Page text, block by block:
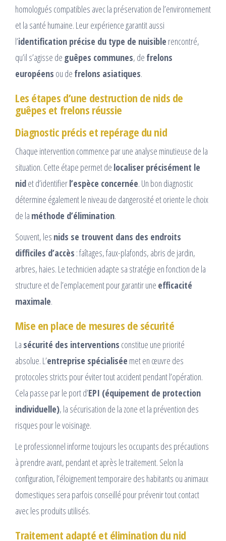
homologués compatibles avec la préservation de l’environnement
et la santé humaine. Leur expérience garantit aussi
l’identification précise du type de nuisible rencontré,
qu’il s’agisse de guêpes communes, de frelons
européens ou de frelons asiatiques.
Les étapes d’une destruction de nids de
guêpes et frelons réussie
Diagnostic précis et repérage du nid
Chaque intervention commence par une analyse minutieuse de la
situation. Cette étape permet de localiser précisément le
nidet d’identifierl’espèce concernée. Un bon diagnostic
détermine également le niveau de dangerosité et oriente le choix
de la méthode d’élimination.
Souvent, les nids se trouvent dans des endroits
difficiles d’accès : faîtages, faux-plafonds, abris de jardin,
arbres, haies. Le technicien adapte sa stratégie en fonction de la
structure et de l’emplacement pour garantir une efficacité
maximale.
Mise en place de mesures de sécurité
La sécurité des interventions constitue une priorité
absolue. L’entreprise spécialisée met en œuvre des
protocoles stricts pour éviter tout accident pendant l’opération.
Cela passe par le port d’EPI (équipement de protection
individuelle), la sécurisation de la zone et la prévention des
risques pour le voisinage.
Le professionnel informe toujours les occupants des précautions
à prendre avant, pendant et après le traitement. Selon la
configuration, l’éloignement temporaire des habitants ou animaux
domestiques sera parfois conseillé pour prévenir tout contact
avec les produits utilisés.
Traitement adapté et élimination du nid